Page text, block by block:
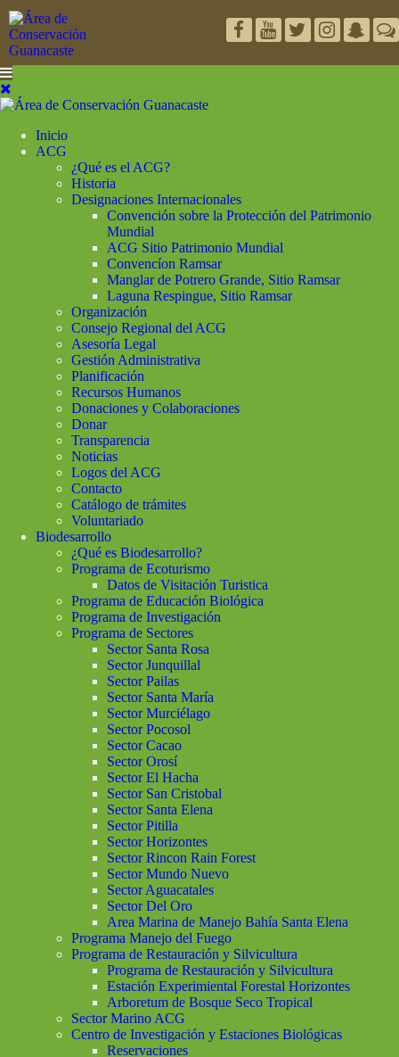
Inicio
ACG
¿Qué es el ACG?
Historia
Designaciones Internacionales
Convención sobre la Protección del Patrimonio
Mundial
ACG Sitio Patrimonio Mundial
Convencíon Ramsar
Manglar de Potrero Grande, Sitio Ramsar
Laguna Respingue, Sitio Ramsar
Organización
Consejo Regional del ACG
Asesoría Legal
Gestión Administrativa
Planificación
Recursos Humanos
Donaciones y Colaboraciones
Donar
Transparencia
Noticias
Logos del ACG
Contacto
Catálogo de trámites
Voluntariado
Biodesarrollo
¿Qué es Biodesarrollo?
Programa de Ecoturismo
Datos de Visitación Turistica
Programa de Educación Biológica
Programa de Investigación
Programa de Sectores
Sector Santa Rosa
Sector Junquillal
Sector Pailas
Sector Santa María
Sector Murciélago
Sector Pocosol
Sector Cacao
Sector Orosí
Sector El Hacha
Sector San Cristobal
Sector Santa Elena
Sector Pitilla
Sector Horizontes
Sector Rincon Rain Forest
Sector Mundo Nuevo
Sector Aguacatales
Sector Del Oro
Area Marina de Manejo Bahía Santa Elena
Programa Manejo del Fuego
Programa de Restauración y Silvicultura
Programa de Restauración y Silvicultura
Estación Experimiental Forestal Horizontes
Arboretum de Bosque Seco Tropical
Sector Marino ACG
Centro de Investigación y Estaciones Biológicas
Reservaciones